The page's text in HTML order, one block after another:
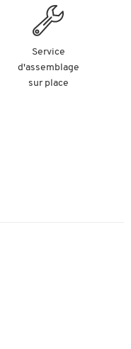
Service
d'assemblage
sur place